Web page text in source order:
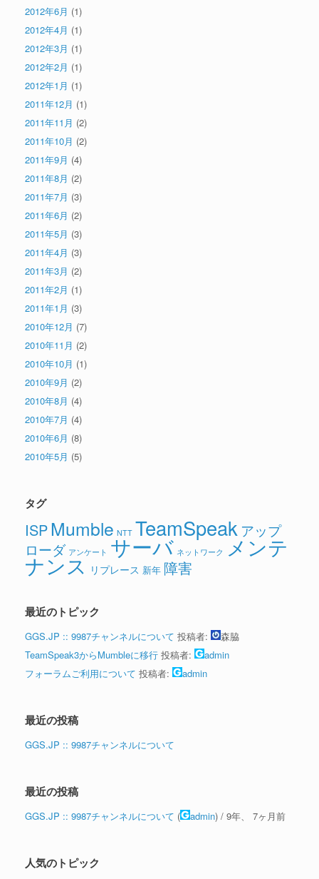
2012年6月 (1)
2012年4月 (1)
2012年3月 (1)
2012年2月 (1)
2012年1月 (1)
2011年12月 (1)
2011年11月 (2)
2011年10月 (2)
2011年9月 (4)
2011年8月 (2)
2011年7月 (3)
2011年6月 (2)
2011年5月 (3)
2011年4月 (3)
2011年3月 (2)
2011年2月 (1)
2011年1月 (3)
2010年12月 (7)
2010年11月 (2)
2010年10月 (1)
2010年9月 (2)
2010年8月 (4)
2010年7月 (4)
2010年6月 (8)
2010年5月 (5)
タグ
ISPMumble NTT TeamSpeak アップ
ローダ アンケート サーバ ネットワーク メンテ
ナンス リプレース 新年 障害
最近のトピック
GGS.JP :: 9987チャンネルについて 投稿者:
森脇
TeamSpeak3からMumbleに移行 投稿者:
admin
フォーラムご利用について 投稿者: admin
最近の投稿
GGS.JP :: 9987チャンネルについて
最近の投稿
GGS.JP :: 9987チャンネルについて ( admin) / 9年、 7ヶ月前
人気のトピック